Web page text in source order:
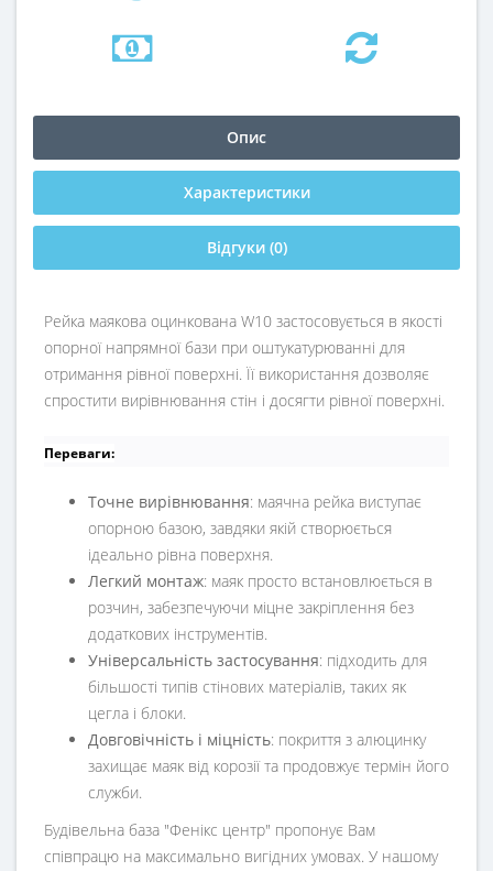
Опис
Характеристики
Відгуки (0)
Рейка маякова оцинкована W10 застосовується в якості
опорної напрямної бази при оштукатурюванні для
отримання рівної поверхні. Її використання дозволяє
спростити вирівнювання стін і досягти рівної поверхні.
Переваги:
Точне вирівнювання: маячна рейка виступає
опорною базою, завдяки якій створюється
ідеально рівна поверхня.
Легкий монтаж: маяк просто встановлюється в
розчин, забезпечуючи міцне закріплення без
додаткових інструментів.
Універсальність застосування: підходить для
більшості типів стінових матеріалів, таких як
цегла і блоки.
Довговічність і міцність: покриття з алюцинку
захищає маяк від корозії та продовжує термін його
служби.
Будівельна база "Фенікс центр" пропонує Вам
співпрацю на максимально вигідних умовах. У нашому